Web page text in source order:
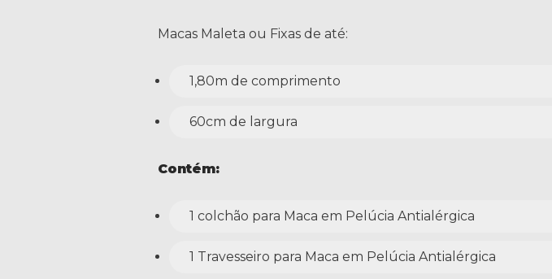
Macas Maleta ou Fixas de até:
1,80m de comprimento
60cm de largura
Contém:
1 colchão para Maca em Pelúcia Antialérgica
1 Travesseiro para Maca em Pelúcia Antialérgica